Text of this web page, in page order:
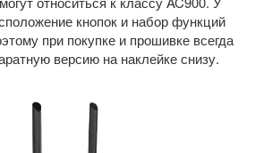
кнопок и набор функций
при покупке и прошивке всегда
версию на наклейке снизу.